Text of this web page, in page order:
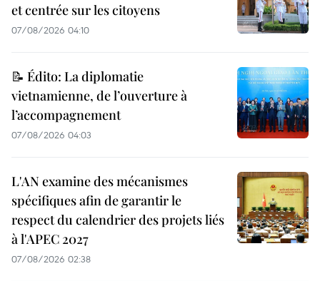
et centrée sur les citoyens
07/08/2026 04:10
📝 Édito: La diplomatie
vietnamienne, de l’ouverture à
l’accompagnement
07/08/2026 04:03
L'AN examine des mécanismes
spécifiques afin de garantir le
respect du calendrier des projets liés
à l'APEC 2027
07/08/2026 02:38